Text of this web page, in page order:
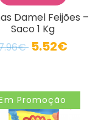
Damel Feijões –
Saco 1 Kg
5.52€
Promoção